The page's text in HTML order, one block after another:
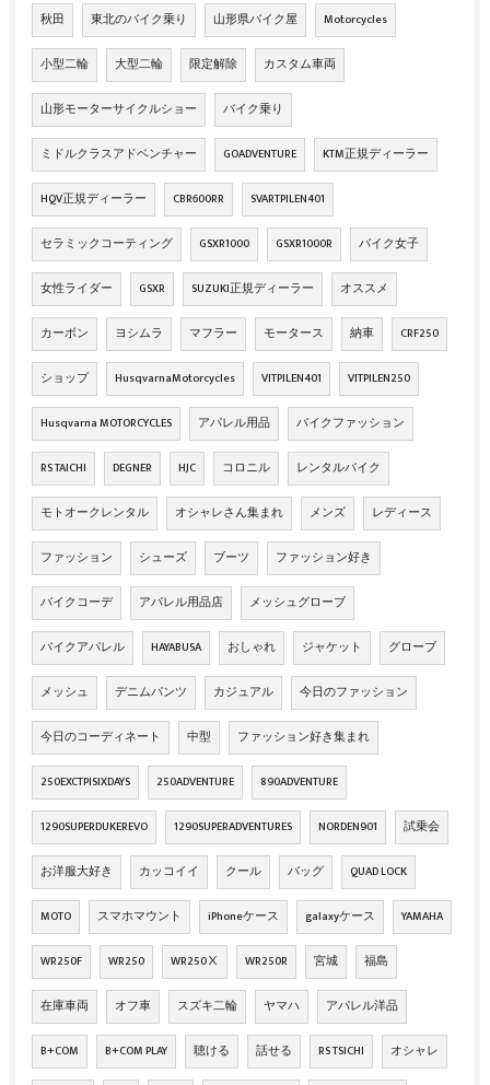
秋田 東北のバイク乗り 山形県バイク屋 Motorcycles
小型二輪 大型二輪 限定解除 カスタム車両
山形モーターサイクルショー バイク乗り
ミドルクラスアドベンチャー GOADVENTURE KTM正規ディーラー
HQV正規ディーラー CBR600RR SVARTPILEN401
セラミックコーティング GSXR1000 GSXR1000R バイク女子
女性ライダー GSXR SUZUKI正規ディーラー オススメ
カーボン ヨシムラ マフラー モータース 納車 CRF250
ショップ HusqvarnaMotorcycles VITPILEN401 VITPILEN250
Husqvarna MOTORCYCLES アパレル用品 バイクファッション
RS TAICHI DEGNER HJC コロニル レンタルバイク
モトオークレンタル オシャレさん集まれ メンズ レディース
ファッション シューズ ブーツ ファッション好き
バイクコーデ アパレル用品店 メッシュグローブ
バイクアパレル HAYABUSA おしゃれ ジャケット グローブ
メッシュ デニムパンツ カジュアル 今日のファッション
今日のコーディネート 中型 ファッション好き集まれ
250EXCTPISIXDAYS 250ADVENTURE 890ADVENTURE
1290SUPERDUKEREVO 1290SUPERADVENTURES NORDEN901 試乗会
お洋服大好き カッコイイ クール バッグ QUAD LOCK
MOTO スマホマウント iPhoneケース galaxyケース YAMAHA
WR250F WR250 WR250Ⅹ WR250R 宮城 福島
在庫車両 オフ車 スズキ二輪 ヤマハ アパレル洋品
B+COM B+COM PLAY 聴ける 話せる RS TSICHI オシャレ